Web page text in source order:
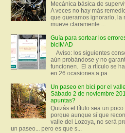
Mecánica básica de
A veces no hay más
que queramos ignorarlo, la
mueve claramente ...
Guía para sortear los
biciMAD
Aviso: los siguientes
aún probándose y no
funcionen. El a rtículo se
en 26 ocasiones a pa...
Un paseo en bici por el
Sábado 2 de noviembre
apuntas?
Quizás el título sea un
porque aunque sí que
valle del Lozoya, no será
un paseo... pero es que s...